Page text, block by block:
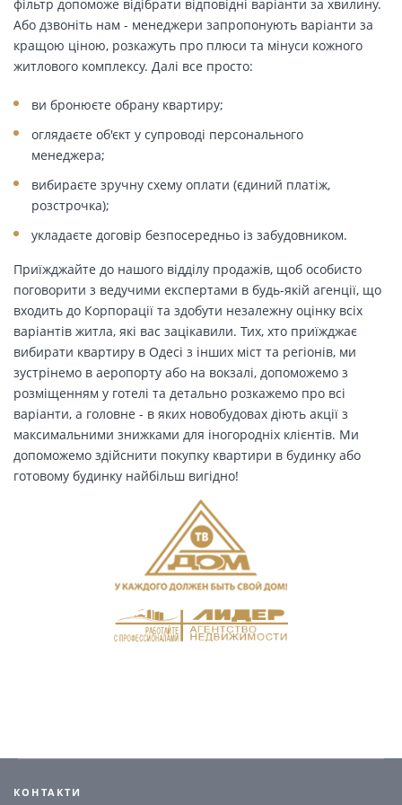
фільтр допоможе відібрати відповідні варіанти за хвилину.
Або дзвоніть нам - менеджери запропонують варіанти за
кращою ціною, розкажуть про плюси та мінуси кожного
житлового комплексу. Далі все просто:
ви бронюєте обрану квартиру;
оглядаєте об'єкт у супроводі персонального
менеджера;
вибираєте зручну схему оплати (єдиний платіж,
розстрочка);
укладаєте договір безпосередньо із забудовником.
Приїжджайте до нашого відділу продажів, щоб особисто
поговорити з ведучими експертами в будь-якій агенції, що
входить до Корпорації та здобути незалежну оцінку всіх
варіантів житла, які вас зацікавили. Тих, хто приїжджає
вибирати квартиру в Одесі з інших міст та регіонів, ми
зустрінемо в аеропорту або на вокзалі, допоможемо з
розміщенням у готелі та детально розкажемо про всі
варіанти, а головне - в яких новобудовах діють акції з
максимальними знижками для іногородніх клієнтів. Ми
допоможемо здійснити покупку квартири в будинку або
готовому будинку найбільш вигідно!
КОНТАКТИ